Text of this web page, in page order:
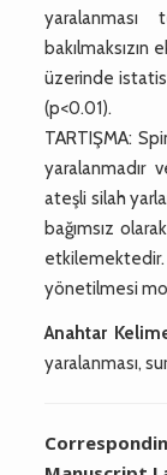
bakılmaksızın
üzerinde
(p<0.01).
TARTIŞMA:
yaralanmadır
ateşli silah
bağımsız
yönetilmesi
Anahtar
yaralanması,